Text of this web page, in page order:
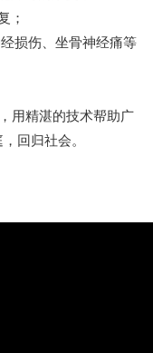
；
损伤、坐骨神经痛等
用精湛的技术帮助广
回归社会。